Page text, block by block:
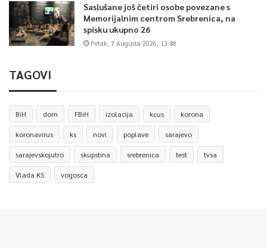
Saslušane još četiri osobe povezane s
Memorijalnim centrom Srebrenica, na
spisku ukupno 26
Petak, 7 Augusta 2026, 13:48
TAGOVI
BiH dom FBiH izolacija kcus korona
koronavirus ks novi poplave sarajevo
sarajevskojutro skupstina srebrenica test tvsa
Vlada KS vogosca